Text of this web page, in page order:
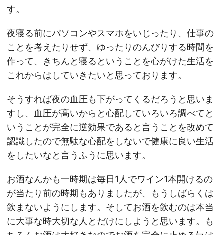
す。
夜寝る前にパソコンやスマホをいじったり、仕事の
ことを考えたりせず、ゆったりのんびりする時間を
作って、きちんと寝るということを心がけた生活を
これからはしていきたいと思っております。
そうすれば夜の血圧も下がってくるだろうと思いま
すし、血圧が高いからと心配していろいろ調べてと
いうことが完全に逆効果であると言うことを改めて
認識したので無駄な心配をしないで健康に良い生活
をしたいなと言うふうに思います。
お酒なんかも一時期は毎日1人でワイン1本開けるの
が当たり前の時期もありましたが、もうしばらくは
飲まないようにします。そしてお酒を飲むのは本当
に大事な時大切な人とだけにしようと思います。も